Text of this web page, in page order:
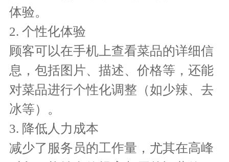
体验。
2. 个性化体验
顾客可以在手机上查看菜品的详细信
息，包括图片、描述、价格等，还能
对菜品进行个性化调整（如少辣、去
冰等）。
3. 降低人力成本
减少了服务员的工作量，尤其在高峰